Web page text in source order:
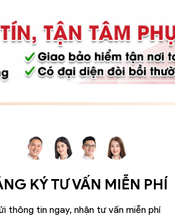
KÝ TƯ VẤN MIỄN PHÍ
thông tin ngay, nhận tư vấn miễn phí